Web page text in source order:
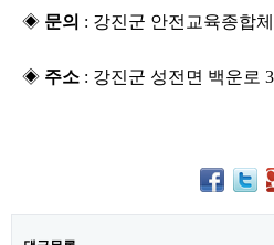
◈ 문의 : 강진군 안전교육종합
◈ 주소 : 강진군 성전면 백운로